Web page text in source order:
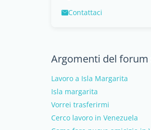
Contattaci
Argomenti del forum
Lavoro a Isla Margarita
Isla margarita
Vorrei trasferirmi
Cerco lavoro in Venezuela